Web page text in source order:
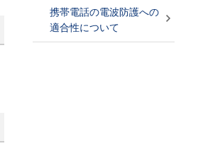
携帯電話の電波防護への
適合性について